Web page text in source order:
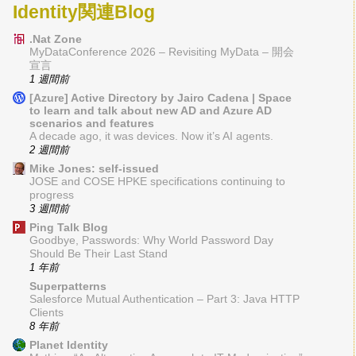
Identity関連Blog
.Nat Zone
MyDataConference 2026 – Revisiting MyData – 開会
宣言
1 週間前
[Azure] Active Directory by Jairo Cadena | Space
to learn and talk about new AD and Azure AD
scenarios and features
A decade ago, it was devices. Now it’s AI agents.
2 週間前
Mike Jones: self-issued
JOSE and COSE HPKE specifications continuing to
progress
3 週間前
Ping Talk Blog
Goodbye, Passwords: Why World Password Day
Should Be Their Last Stand
1 年前
Superpatterns
Salesforce Mutual Authentication – Part 3: Java HTTP
Clients
8 年前
Planet Identity